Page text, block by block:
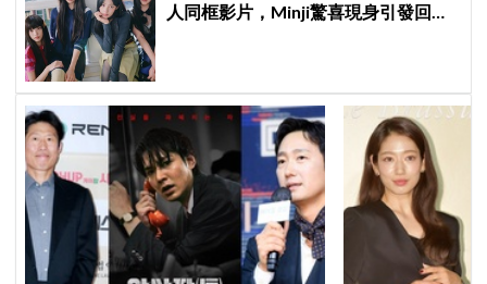
人同框影片，Minji驚喜現身引發回歸